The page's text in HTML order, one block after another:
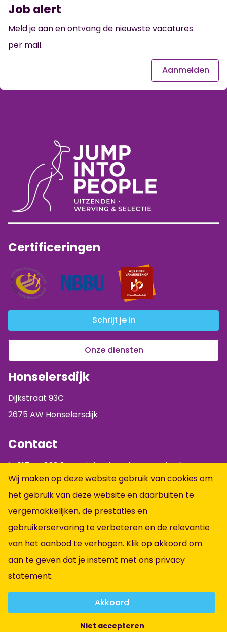
Job alert
Meld je aan en ontvang de nieuwste vacatures
per mail.
Aanmelden
Certificeringen
Schrijf je in
Onze diensten
Honselersdijk
Dijkstraat 93C
2675 AW Honselersdijk
Contact
0174 - 833 844
info@jumpintopeople.nl
Facebook
Instagram
LinkedIn
Informatie
Alle vacatures
Vacatures per vakgebied
Contact
Wij maken op deze website gebruik van cookies om
het gebruik van deze website en daarbuiten te
vergemakkelijken, de prestaties en
gebruikerservaring te verbeteren en de relevantie
van het aanbod te verhogen. Klik op akkoord om
aan te geven dat je instemt met ons privacy
statement.
Akkoord
Niet accepteren